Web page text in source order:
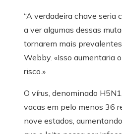
“A verdadeira chave seria
a ver algumas dessas
tornarem mais
Webby. «Isso aumentaria
risco.»
O vírus, denominado
vacas em pelo menos 36
nove estados,